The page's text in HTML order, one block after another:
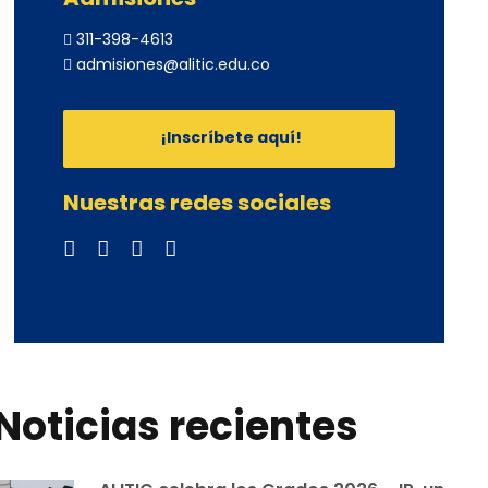
311-398-4613
admisiones@alitic.edu.co
¡Inscríbete aquí!
Nuestras redes sociales
recientes